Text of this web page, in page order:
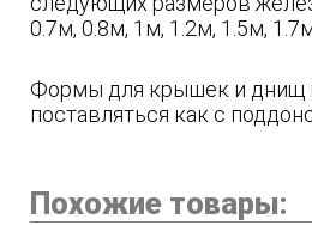
0.7м, 0.8м, 1м, 1.2м, 1.5м,
Формы для крышек и днищ
поставляться как с
Похожие товары: